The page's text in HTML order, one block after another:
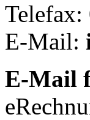
Telefax:
E-Mail:
E-Mail